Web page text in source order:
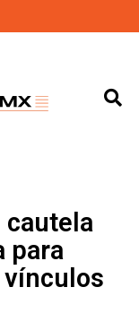
cautela
para